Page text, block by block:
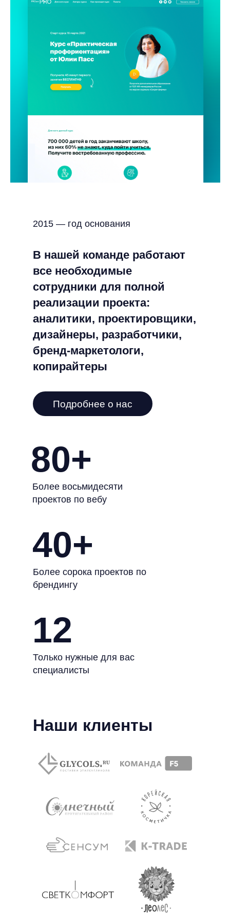
2015 — год основания
В нашей команде работают
все необходимые
сотрудники для полной
реализации проекта:
аналитики, проектировщики,
дизайнеры, разработчики,
бренд-маркетологи,
копирайтеры
80+
Подробнее о нас
40+
12
Более восьмидесяти
проектов по вебу
Более сорока проектов по
брендингу
Только нужные для вас
специалисты
Наши клиенты